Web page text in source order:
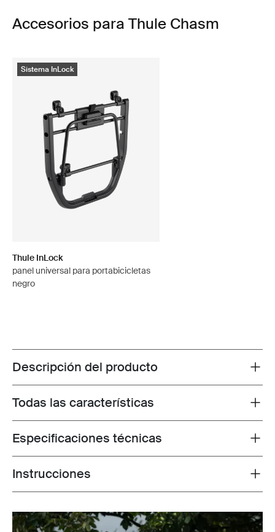
Accesorios para Thule Chasm
Sistema InLock
Thule InLock
panel universal para portabicicletas
negro
Toggle overview
Descripción del producto
Toggle features
Todas las características
Toggle techspec
Especificaciones técnicas
Toggle guides and instructions
Instrucciones